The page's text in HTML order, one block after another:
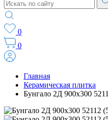
0
0
Главная
Керамическая плитка
Бунгало 2Д 900х300